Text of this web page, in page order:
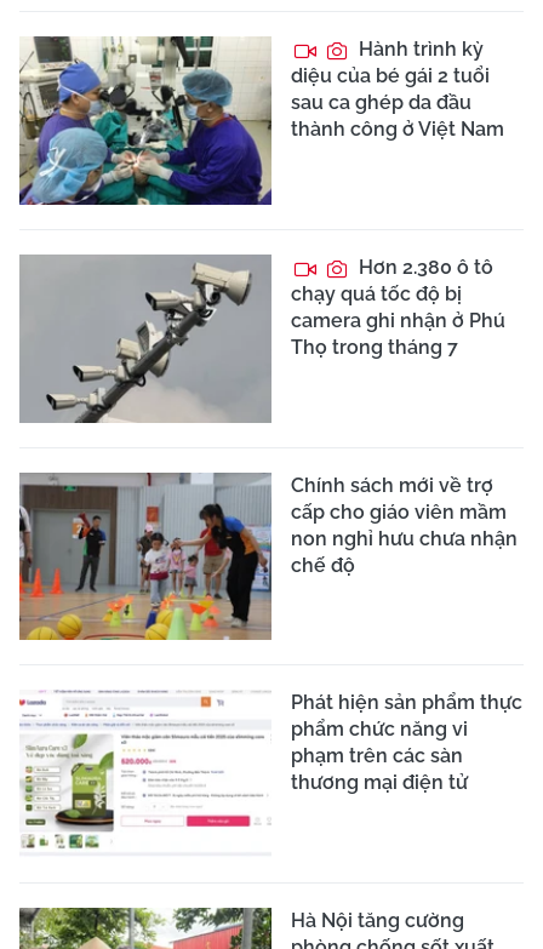
Hành trình kỳ
diệu của bé gái 2 tuổi
sau ca ghép da đầu
thành công ở Việt Nam
Hơn 2.380 ô tô
chạy quá tốc độ bị
camera ghi nhận ở Phú
Thọ trong tháng 7
Chính sách mới về trợ
cấp cho giáo viên mầm
non nghỉ hưu chưa nhận
chế độ
Phát hiện sản phẩm thực
phẩm chức năng vi
phạm trên các sàn
thương mại điện tử
Hà Nội tăng cường